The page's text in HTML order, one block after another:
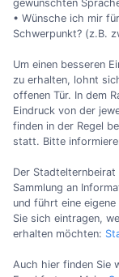
gewünschten
• Wünsche ich mir
Schwerpunkt? (z.B.
Um einen besseren
zu erhalten, lohnt
offenen Tür. In dem
Eindruck von der
finden in der Regel
statt. Bitte
Der
Sammlung an
und führt eine
Sie sich eintragen,
erhalten möchten:
Auch hier finden Sie